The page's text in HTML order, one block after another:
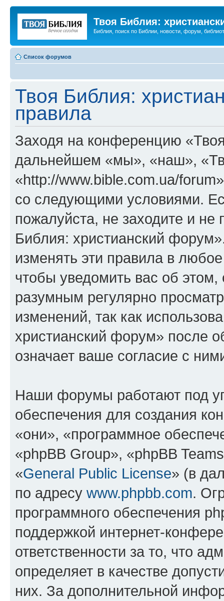
Твоя Библия:
Библия, поиск по Библии, новости, форум,
Список форумов
Твоя Библия:
правила
Заходя на конференцию
дальнейшем «мы», «наш»,
«http://www.bible.com.ua/
со следующими условиями.
пожалуйста, не заходите и
Библия: христианский
изменять эти правила в
чтобы уведомить вас об
разумным регулярно
изменений, так как
христианский форум» после
означает ваше согласие с
Наши форумы работают под
обеспечения для создания
«они», «программное
«phpBB Group», «phpBB
«General Public License» (в
по адресу www.phpbb.com.
программного обеспечения
поддержкой интернет-
ответственности за то, что
определяет в качестве
них. За дополнительной